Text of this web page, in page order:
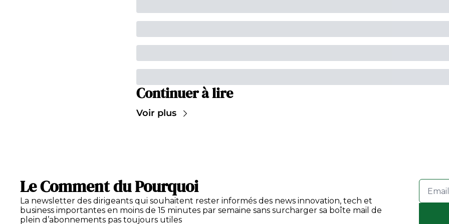
Continuer à lire
Voir plus
Le Comment du Pourquoi
La newsletter des dirigeants qui souhaitent rester informés des news innovation, tech et
business importantes en moins de 15 minutes par semaine sans surcharger sa boîte mail de
plein d’abonnements pas toujours utiles